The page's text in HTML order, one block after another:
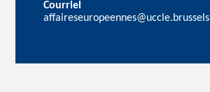
Courriel
affaireseuropeennes@uccle.brussels